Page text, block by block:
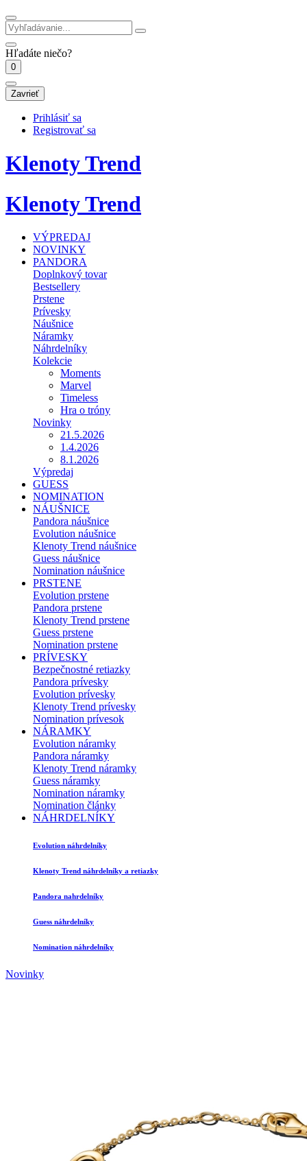
Hľadáte niečo?
0
Zavrieť
Prihlásiť sa
Registrovať sa
Klenoty Trend
Klenoty Trend
VÝPREDAJ
NOVINKY
PANDORA
Doplnkový tovar
Bestsellery
Prstene
Prívesky
Náušnice
Náramky
Náhrdelníky
Kolekcie
Moments
Marvel
Timeless
Hra o tróny
Novinky
21.5.2026
1.4.2026
8.1.2026
Výpredaj
GUESS
NOMINATION
NÁUŠNICE
Pandora náušnice
Evolution náušnice
Klenoty Trend náušnice
Guess náušnice
Nomination náušnice
PRSTENE
Evolution prstene
Pandora prstene
Klenoty Trend prstene
Guess prstene
Nomination prstene
PRÍVESKY
Bezpečnostné retiazky
Pandora prívesky
Evolution prívesky
Klenoty Trend prívesky
Nomination prívesok
NÁRAMKY
Evolution náramky
Pandora náramky
Klenoty Trend náramky
Guess náramky
Nomination náramky
Nomination články
NÁHRDELNÍKY
Evolution náhrdelníky
Klenoty Trend náhrdelníky a retiazky
Pandora nahrdelníky
Guess náhrdelníky
Nomination náhrdelníky
Novinky